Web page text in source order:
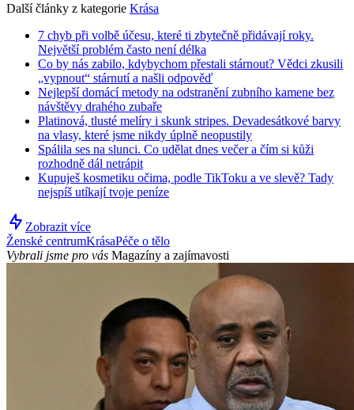
Další články z kategorie Krása
7 chyb při volbě účesu, které ti zbytečně přidávají roky.
Největší problém často není délka
Co by nás zabilo, kdybychom přestali stárnout? Vědci zkusili
„vypnout“ stárnutí a našli odpověď
Nejlepší domácí metody na odstranění zubního kamene bez
návštěvy drahého zubaře
Platinová, tlusté melíry i skunk stripes. Devadesátkové barvy
na vlasy, které jsme nikdy úplně neopustily
Spálila ses na slunci. Co udělat dnes večer a čím si kůži
rozhodně dál netrápit
Kupuješ kosmetiku očima, podle TikToku a ve slevě? Tady
nejspíš utíkají tvoje peníze
Zobrazit více
Ženské centrumKrásaPéče o tělo
Vybrali jsme pro vás Magazíny a zajímavosti